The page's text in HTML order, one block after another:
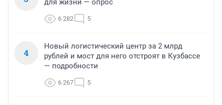
для жизни — опрос
6 282 5
4
Новый логистический центр за 2 млрд
рублей и мост для него отстроят в Кузбассе
— подробности
6 267 5